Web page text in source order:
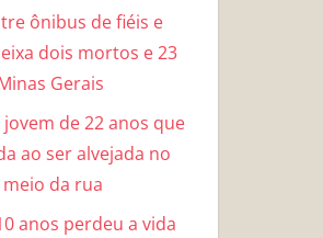
ônibus de fiéis e
dois mortos e 23
Gerais
de 22 anos que
ao ser alvejada no
da rua
anos perdeu a vida